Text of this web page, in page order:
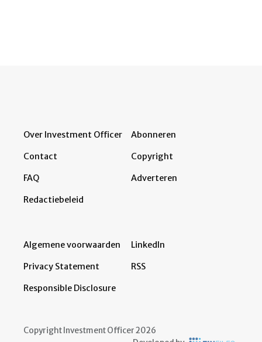
Over Investment Officer
Contact
FAQ
Redactiebeleid
Abonneren
Copyright
Adverteren
Algemene voorwaarden
Privacy Statement
Responsible Disclosure
LinkedIn
RSS
Copyright Investment Officer 2026